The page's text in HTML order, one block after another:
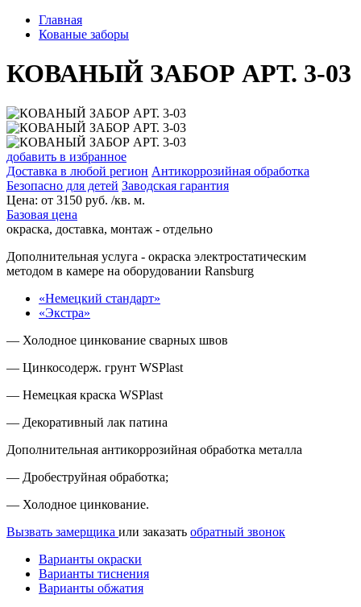
Главная
Кованые заборы
КОВАНЫЙ ЗАБОР АРТ. 3-03
добавить в избранное
Доставка в любой регион Антикоррозийная обработка
Безопасно для детей Заводская гарантия
Цена: от 3150 руб. /кв. м.
Базовая цена
окраска, доставка, монтаж - отдельно
Дополнительная услуга - окраска электростатическим
методом в камере на оборудовании Ransburg
«Немецкий стандарт»
«Экстра»
— Холодное цинкование сварных швов
— Цинкосодерж. грунт WSPlast
— Немецкая краска WSPlast
— Декоративный лак патина
Дополнительная антикоррозийная обработка металла
— Дробеструйная обработка;
— Холодное цинкование.
Вызвать замерщика или заказать обратный звонок
Варианты окраски
Варианты тиснения
Варианты обжатия